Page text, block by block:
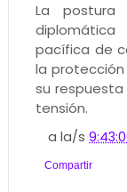
La postura
pacífica de
la
su
tensión.
a la/s
Compartir